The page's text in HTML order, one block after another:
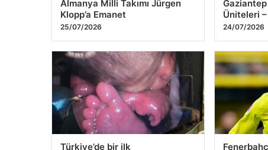
Almanya Milli Takımı Jürgen
Klopp’a Emanet
Üniteleri